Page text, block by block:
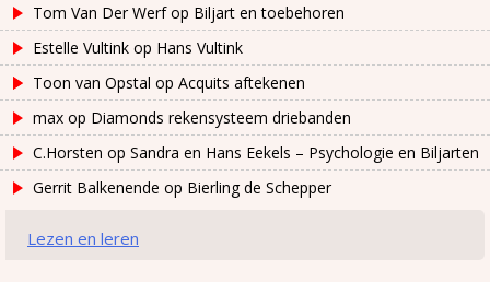
Tom Van Der Werfop Biljart en toebehoren
Estelle Vultink op Hans Vultink
Toon van Opstal op Acquits aftekenen
max op Diamonds rekensysteem driebanden
C.Horsten op Sandra en Hans Eekels – Psychologie en Biljarten
Gerrit Balkenende op Bierling de Schepper
Lezen en leren